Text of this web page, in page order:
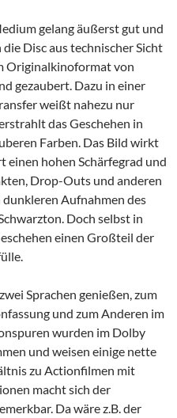
gelang äußerst gut und
Disc aus technischer Sicht
Originalkinoformat von
gezaubert. Dazu in einer
weißt nahezu nur
das Geschehen in
Farben. Das Bild wirkt
einen hohen Schärfegrad und
Drop-Outs und anderen
Aufnahmen des
Doch selbst in
einen Großteil der
Sprachen genießen, zum
und zum Anderen im
wurden im Dolby
und weisen einige nette
zu Actionfilmen mit
macht sich der
Da wäre z.B. der